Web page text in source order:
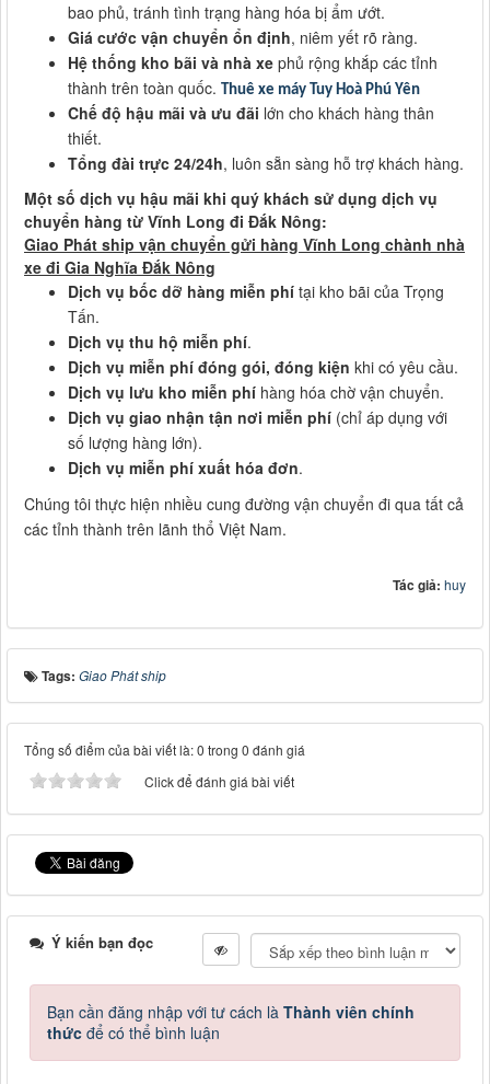
bao phủ, tránh tình trạng hàng hóa bị ẩm ướt.
Giá cước vận chuyển ổn định, niêm yết rõ ràng.
Hệ thống kho bãi và nhà xe phủ rộng khắp các tỉnh
thành trên toàn quốc. Thuê xe máy Tuy Hoà Phú Yên
Chế độ hậu mãi và ưu đãi lớn cho khách hàng thân
thiết.
Tổng đài trực 24/24h, luôn sẵn sàng hỗ trợ khách hàng.
Một số dịch vụ hậu mãi khi quý khách sử dụng dịch vụ
chuyển hàng từ Vĩnh Long đi Đắk Nông:
Giao Phát ship vận chuyển gửi hàng Vĩnh Long chành nhà
xe đi Gia Nghĩa Đắk Nông
Dịch vụ bốc dỡ hàng miễn phí tại kho bãi của Trọng
Tấn.
Dịch vụ thu hộ miễn phí.
Dịch vụ miễn phí đóng gói, đóng kiện khi có yêu cầu.
Dịch vụ lưu kho miễn phí hàng hóa chờ vận chuyển.
Dịch vụ giao nhận tận nơi miễn phí (chỉ áp dụng với
số lượng hàng lớn).
Dịch vụ miễn phí xuất hóa đơn.
Chúng tôi thực hiện nhiều cung đường vận chuyển đi qua tất cả
các tỉnh thành trên lãnh thổ Việt Nam.
Tác giả: huy
Tags: Giao Phát ship
Tổng số điểm của bài viết là: 0 trong 0 đánh giá
Click để đánh giá bài viết
Ý kiến bạn đọc
Bạn cần đăng nhập với tư cách là Thành viên chính
thức để có thể bình luận